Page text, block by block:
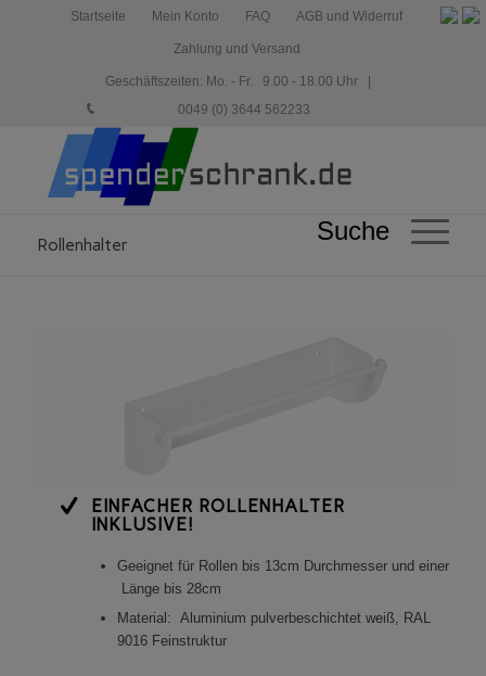
Startseite Mein Konto FAQ AGB und Widerruf
Zahlung und Versand
Geschäftszeiten: Mo. - Fr. 9.00 - 18.00 Uhr |
0049 (0) 3644 562233
Suche
Rollenhalter
EINFACHER ROLLENHALTER
INKLUSIVE!
Geeignet für Rollen bis 13cm Durchmesser und einer
Länge bis 28cm
Material: Aluminium pulverbeschichtet weiß, RAL
9016 Feinstruktur